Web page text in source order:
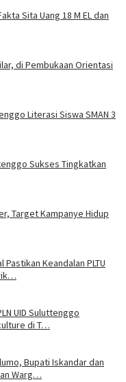
Sita Uang 18 M EL dan
di Pembukaan Orientasi
Literasi Siswa SMAN 3
Sukses Tingkatkan
Target Kampanye Hidup
Keandalan PLTU
UID Suluttenggo
di T…
Bupati Iskandar dan
Warg…